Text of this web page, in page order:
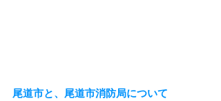
尾道市と、尾道市消防局について